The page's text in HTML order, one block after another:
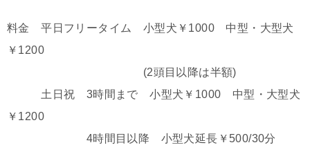
料金 平日フリータイム 小型犬￥1000 中型・大型犬
￥1200
(2頭目以降は半額)
土日祝 3時間まで 小型犬￥1000 中型・大型犬
￥1200
4時間目以降 小型犬延長￥500/30分